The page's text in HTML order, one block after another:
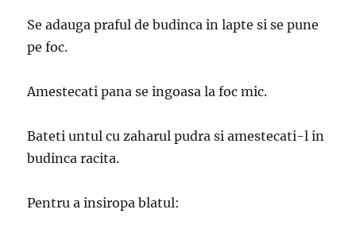
Se adauga praful de budinca in lapte si se pune
pe foc.
Amestecati pana se ingoasa la foc mic.
Bateti untul cu zaharul pudra si amestecati-l in
budinca racita.
Pentru a insiropa blatul: